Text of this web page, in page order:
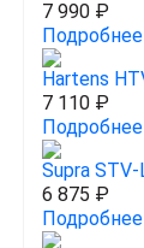
7 990 ₽
Подробнее
Hartens
7 110 ₽
Подробнее
Supra
6 875 ₽
Подробнее